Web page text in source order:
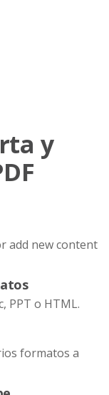
y
add new content
PPT o HTML.
formatos a